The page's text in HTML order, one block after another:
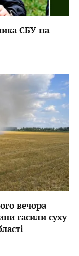
СБУ на
вечора
гасили суху